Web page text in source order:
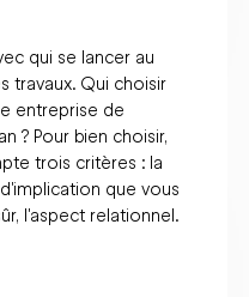
qui se lancer au
travaux. Qui choisir
entreprise de
? Pour bien choisir,
trois critères : la
que vous
l'aspect relationnel.